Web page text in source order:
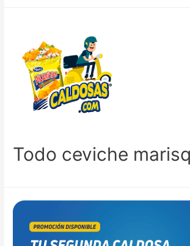
Todo ceviche